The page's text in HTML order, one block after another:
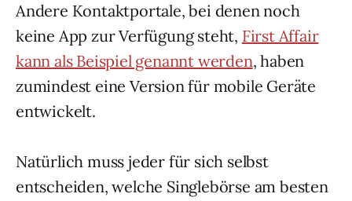
Andere Kontaktportale, bei denen noch
keine App zur Verfügung steht, First Affair
kann als Beispiel genannt werden, haben
zumindest eine Version für mobile Geräte
entwickelt.
Natürlich muss jeder für sich selbst
entscheiden, welche Singlebörse am besten